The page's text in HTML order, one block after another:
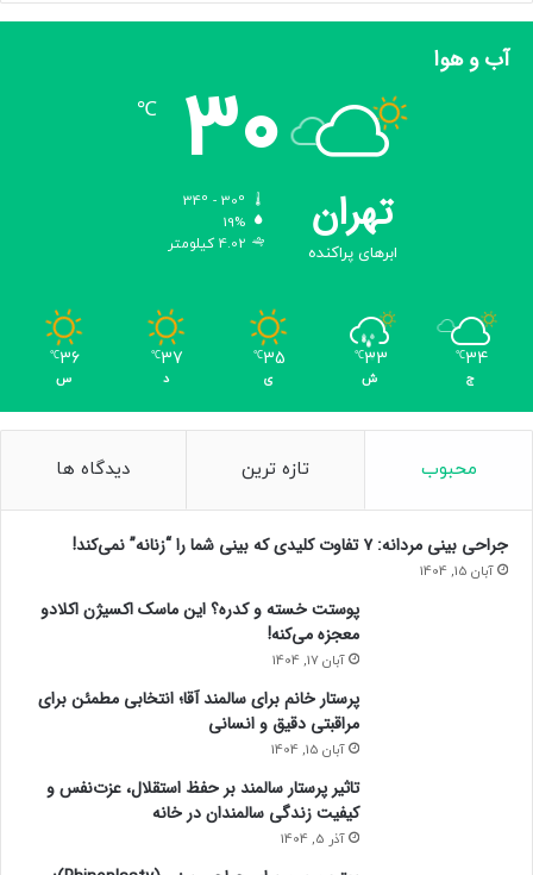
ی
آب و هوا
تهران
ابرهای پراکنده
30
℃
19%
4.02 کیلومتر
34
℃
ج
33
℃
ش
35
℃
ی
37
℃
د
36
℃
س
محبوب تازه ترین دیدگاه ها
جراحی بینی مردانه: ۷ تفاوت کلیدی که بینی شما را “زنانه” نمی‌کند!
آبان 15, 1404
پوستت خسته و کدره؟ این ماسک اکسیژن اکلادو
معجزه می‌کنه!
آبان 17, 1404
پرستار خانم برای سالمند آقا؛ انتخابی مطمئن برای
مراقبتی دقیق و انسانی
آبان 15, 1404
تاثیر پرستار سالمند بر حفظ استقلال، عزت‌نفس و
کیفیت زندگی سالمندان در خانه
آذر 5, 1404